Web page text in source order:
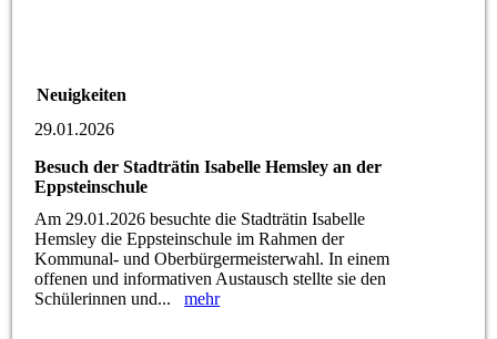
Neuigkeiten
29.01.2026
Besuch der Stadträtin Isabelle Hemsley an der
Eppsteinschule
Am 29.01.2026 besuchte die Stadträtin Isabelle
Hemsley die Eppsteinschule im Rahmen der
Kommunal- und Oberbürgermeisterwahl. In einem
offenen und informativen Austausch stellte sie den
Schülerinnen und...mehr